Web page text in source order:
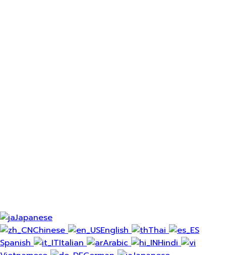
Japanese
Chinese
English
Thai
Spanish
Italian Arabic
Hindi